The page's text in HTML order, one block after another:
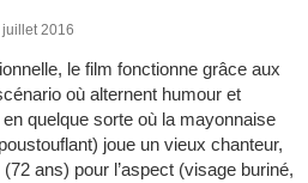
2016
le film fonctionne grâce aux
où alternent humour et
quelque sorte où la mayonnaise
joue un vieux chanteur,
ans) pour l’aspect (visage buriné,